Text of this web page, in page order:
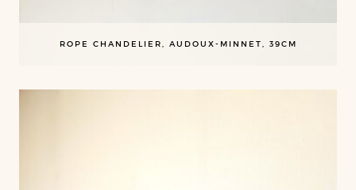
ROPE CHANDELIER, AUDOUX-MINNET, 39CM